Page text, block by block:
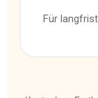
Für